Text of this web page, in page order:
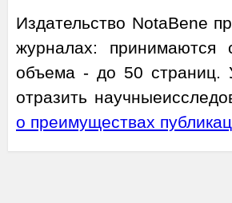
Издательство NotaBene
журналах:
объема - до 50 страниц.
отразить
о преимуществах